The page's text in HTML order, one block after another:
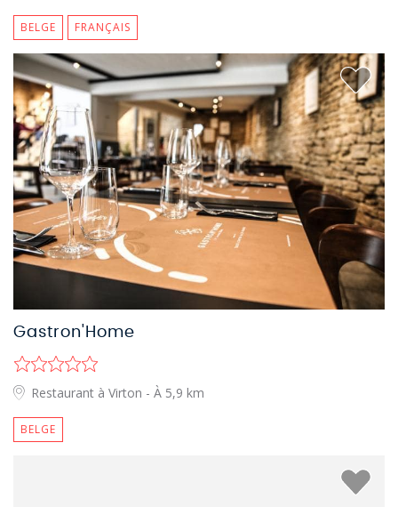
BELGE FRANÇAIS
Gastron'Home
Restaurant à Virton - À 5,9 km
BELGE